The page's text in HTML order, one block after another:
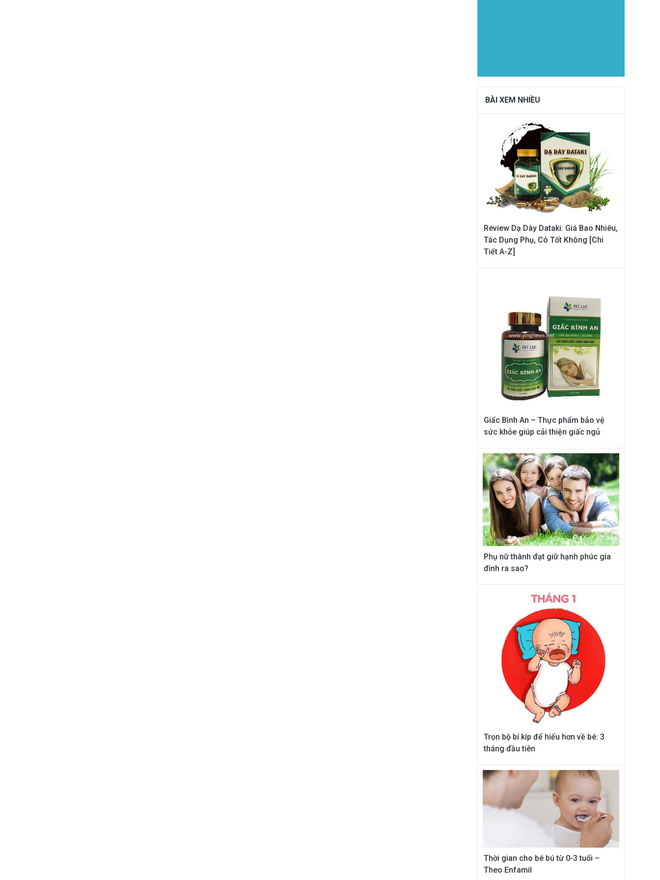
BÀI XEM NHIỀU
Review Dạ Dày Dataki: Giá Bao Nhiêu,
Tác Dụng Phụ, Có Tốt Không [Chi
Tiết A-Z]
Giấc Bình An – Thực phẩm bảo vệ
sức khỏe giúp cải thiện giấc ngủ
Phụ nữ thành đạt giữ hạnh phúc gia
đình ra sao?
Trọn bộ bí kíp để hiểu hơn về bé: 3
tháng đầu tiên
Thời gian cho bé bú từ 0-3 tuổi –
Theo Enfamil